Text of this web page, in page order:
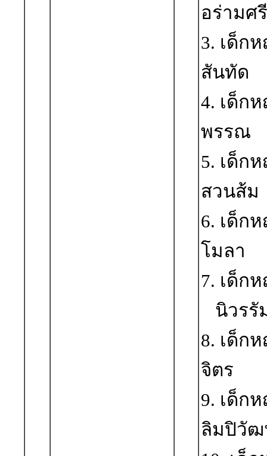
อร่ามศรี
3. เด็
สันทัด
4. เด็ก
พรรณ
5. เด็
สวนส้ม
6. เด็
โมลา
7. เด็ก
นิวรรั
8. เด็
จิตร
9. เด็
ลิมปิวั